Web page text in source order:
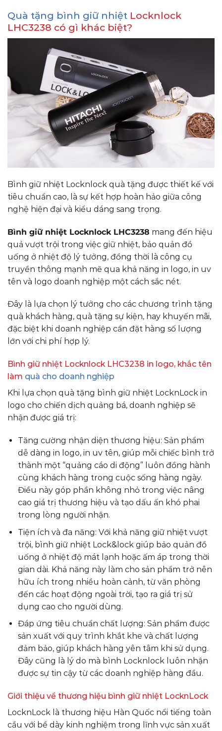
Quà tặng bình giữ nhiệt Locknlock
LHC3238 có gì khác biệt?
Bình giữ nhiệt Locknlock quà tặng được thiết kế với
tiêu chuẩn cao, là sự kết hợp hoàn hảo giữa công
nghệ hiện đại và kiểu dáng sang trọng.
Bình giữ nhiệt Locknlock LHC3238 mang đến hiệu
quả vượt trội trong việc giữ nhiệt, bảo quản đồ
uống ở nhiệt độ lý tưởng, đồng thời là công cụ
truyền thông mạnh mẽ qua khả năng in logo, in uv
tên và logo doanh nghiệp một cách sắc nét.
Đây là lựa chọn lý tưởng cho các chương trình tặng
quà khách hàng, quà tặng sự kiện, hay khuyến mãi,
đặc biệt khi doanh nghiệp cần đặt hàng số lượng
lớn với chi phí hợp lý.
Bình giữ nhiệt Locknlock LHC3238 in logo, khắc tên
làm quà cho doanh nghiệp
Khi lựa chọn quà tặng bình giữ nhiệt LocknLock in
logo cho chiến dịch quảng bá, doanh nghiệp sẽ
nhận được giá trị:
Tăng cường nhận diện thương hiệu: Sản phẩm
dễ dàng in logo, in uv tên, giúp mỗi chiếc bình trở
thành một “quảng cáo di động” luôn đồng hành
cùng khách hàng trong cuộc sống hàng ngày.
Điều này góp phần không nhỏ trong việc nâng
cao giá trị thương hiệu và tạo dấu ấn khó phai
trong lòng người nhận.
Tiện ích và đa năng: Với khả năng giữ nhiệt vượt
trội, bình giữ nhiệt Lock&lock giúp bảo quản đồ
uống ở nhiệt độ mát lạnh hoặc ấm áp trong thời
gian dài. Khả năng này làm cho sản phẩm trở nên
hữu ích trong nhiều hoàn cảnh, từ văn phòng
đến các hoạt động ngoài trời, tạo ra giá trị sử
dụng cao cho người dùng.
Đáp ứng tiêu chuẩn chất lượng: Sản phẩm được
sản xuất với quy trình khắt khe và chất lượng
đảm bảo, giúp khách hàng yên tâm khi sử dụng.
Đây cũng là lý do mà bình Locknlock luôn nhận
được sự tin cậy từ các doanh nghiệp hàng đầu.
Giới thiệu về thương hiệu bình giữ nhiệt LocknLock
LocknLock là thương hiệu Hàn Quốc nổi tiếng toàn
cầu với bề dày kinh nghiệm trong lĩnh vực sản xuất